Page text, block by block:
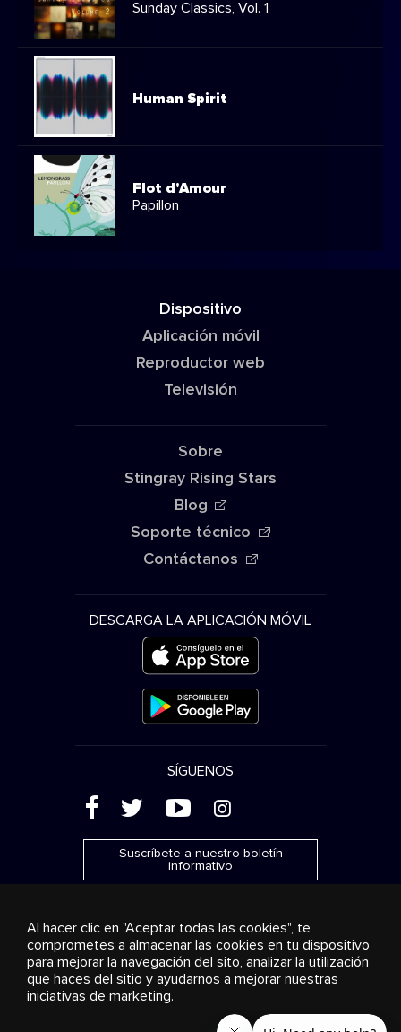
Sunday Classics, Vol. 1
Human Spirit
Flot d'Amour
Papillon
Dispositivo
Aplicación móvil
Reproductor web
Televisión
Sobre
Stingray Rising Stars
Blog
Soporte técnico
Contáctanos
DESCARGA LA APLICACIÓN MÓVIL
SÍGUENOS
( ' + &
Suscríbete a nuestro boletín
informativo
Publicidad Transmisión y distribución
Productos de
consumo
Soluciones empresariales Radio
Sobre
nosotros
© 2018-2025 Stingray Group Inc. Todos los derechos
Al hacer clic en "Aceptar todas las cookies", te
comprometes a almacenar las cookies en tu dispositivo
para mejorar la navegación del sito, analizar la utilización
que haces del sitio y ayudarnos a mejorar nuestras
iniciativas de marketing.